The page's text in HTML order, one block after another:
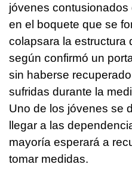
jóvenes
en el boquete que se
colapsara la estructura
según confirmó un
sin haberse
sufridas durante la
Uno de los jóvenes se
llegar a las
mayoría esperará a
tomar medidas.